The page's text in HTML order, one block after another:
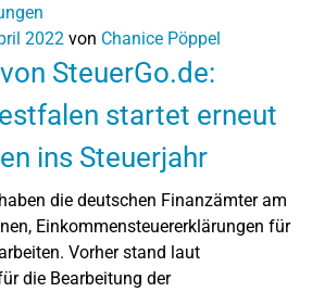
2022 von Chanice Pöppel
SteuerGo.de:
startet erneut
ins Steuerjahr
die deutschen Finanzämter am
Einkommensteuererklärungen für
Vorher stand laut
die Bearbeitung der